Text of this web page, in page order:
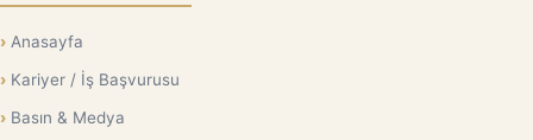
Anasayfa
Kariyer / İş Başvurusu
Basın & Medya